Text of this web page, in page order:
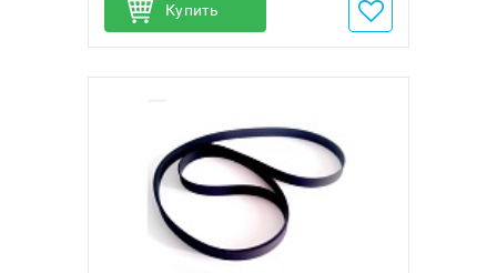
Купить
Добавить в избранное